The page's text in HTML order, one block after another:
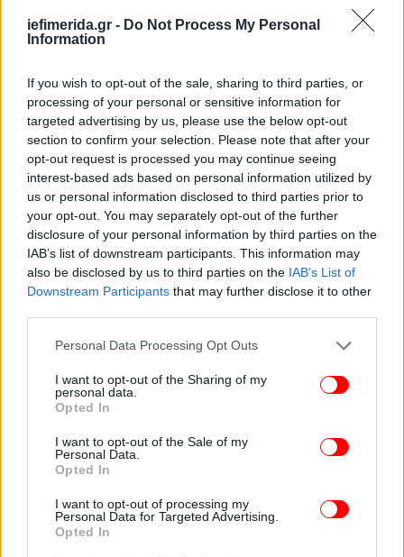
iefimerida.gr - Do Not Process My Personal
Information
If you wish to opt-out of the sale, sharing to third parties, or
processing of your personal or sensitive information for
targeted advertising by us, please use the below opt-out
section to confirm your selection. Please note that after your
opt-out request is processed you may continue seeing
interest-based ads based on personal information utilized by
us or personal information disclosed to third parties prior to
your opt-out. You may separately opt-out of the further
disclosure of your personal information by third parties on the
IAB’s list of downstream participants. This information may
also be disclosed by us to third parties on the IAB’s List of
Downstream Participants that may further disclose it to other
Please note that this website/app uses one or more Google
not limited to your visit or usage behaviour. You may click to
grant or deny consent to Google and its third-party tags to
use your data for below specified purposes in below Google
consent section.
Personal Data Processing Opt Outs
I want to opt-out of the Sharing of my
personal data.
Opted In
I want to opt-out of the Sale of my
Personal Data.
Opted In
I want to opt-out of processing my
Personal Data for Targeted Advertising.
Opted In
Η πρωτοφανής επίθεση εναντίον του Καπιτωλίου
βαθιά τις ΗΠΑ: το ένα τέταρτο των Αμερικανών και
το 44% των υποστηρικτών του Τραμπ πιστεύουν
ότι η ομοσπονδιακή αστυνομία (FBI) υποκίνησε την
επίθεση, σύμφωνα με δημοσκόπηση της
Washington Post και του πανεπιστημίου του
Μέριλαντ που δημοσιεύθηκε αυτή την εβδομάδα.